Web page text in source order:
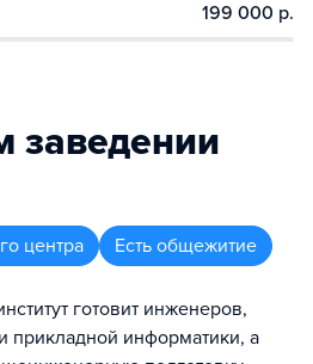
199 000 р.
заведении
центра
Есть общежитие
готовит инженеров,
прикладной информатики, а